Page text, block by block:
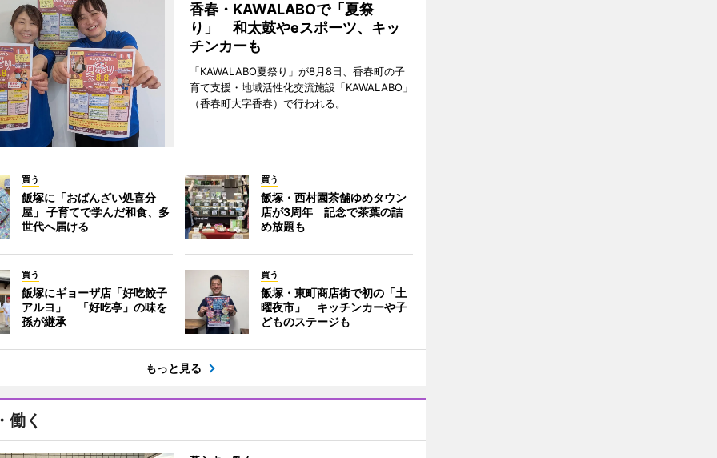
香春・KAWALABOで「夏祭
り」 和太鼓やeスポーツ、キッ
チンカーも
「KAWALABO夏祭り」が8月8日、香春町の子
育て支援・地域活性化交流施設「KAWALABO」
（香春町大字香春）で行われる。
買う
飯塚に「おばんざい処喜分
屋」 子育てで学んだ和食、多
世代へ届ける
買う
飯塚・西村園茶舗ゆめタウン
店が3周年 記念で茶葉の詰
め放題も
買う
飯塚にギョーザ店「好吃餃子
アルヨ」 「好吃亭」の味を
孫が継承
買う
飯塚・東町商店街で初の「土
曜夜市」 キッチンカーや子
どものステージも
もっと見る
働く